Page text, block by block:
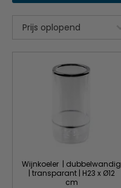
Wijnkoeler | dubbelwandig
| transparant | H23 x Ø12
cm